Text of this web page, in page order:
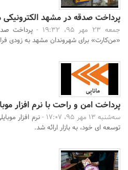
پرداخت صدقه در مشهد
جمعه 23 مهر 95، 19:32 -
پرداخت
«من‌کارت» برای شهروندان مشهد به‌ زودی
پرداخت امن و راحت با نرم افزار
سه‌شنبه 13 مهر 95، 17:07 -
نرم افزار
توسعه ای خود، به بازار ارائه شد.